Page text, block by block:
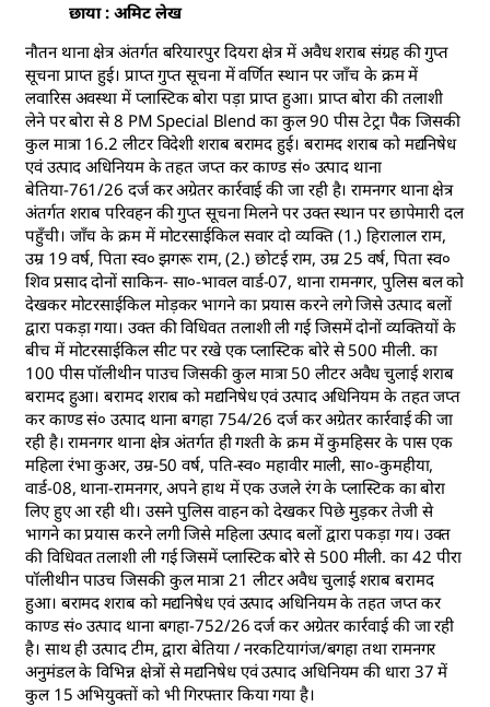
छाया : अमिट लेख
नौतन थाना क्षेत्र अंतर्गत बरियारपुर दियरा क्षेत्र में अवैध शराब संग्रह की गुप्त
सूचना प्राप्त हुई। प्राप्त गुप्त सूचना में वर्णित स्थान पर जाँच के क्रम में
लवारिस अवस्था में प्लास्टिक बोरा पड़ा प्राप्त हुआ। प्राप्त बोरा की तलाशी
लेने पर बोरा से 8 PM Special Blend का कुल 90 पीस टेट्रा पैक जिसकी
कुल मात्रा 16.2 लीटर विदेशी शराब बरामद हुई। बरामद शराब को मद्यनिषेध
एवं उत्पाद अधिनियम के तहत जप्त कर काण्ड सं० उत्पाद थाना
बेतिया-761/26 दर्ज कर अग्रेतर कार्रवाई की जा रही है। रामनगर थाना क्षेत्र
अंतर्गत शराब परिवहन की गुप्त सूचना मिलने पर उक्त स्थान पर छापेमारी दल
पहुँची। जाँच के क्रम में मोटरसाईकिल सवार दो व्यक्ति (1.) हिरालाल राम,
उम्र 19 वर्ष, पिता स्व० झगरू राम, (2.) छोटई राम, उम्र 25 वर्ष, पिता स्व०
शिव प्रसाद दोनों साकिन- सा०-भावल वार्ड-07, थाना रामनगर, पुलिस बल को
देखकर मोटरसाईकिल मोड़कर भागने का प्रयास करने लगे जिसे उत्पाद बलों
द्वारा पकड़ा गया। उक्त की विधिवत तलाशी ली गई जिसमें दोनों व्यक्तियों के
बीच में मोटरसाईकिल सीट पर रखे एक प्लास्टिक बोरे से 500 मीली. का
100 पीस पॉलीथीन पाउच जिसकी कुल मात्रा 50 लीटर अवैध चुलाई शराब
बरामद हुआ। बरामद शराब को मद्यनिषेध एवं उत्पाद अधिनियम के तहत जप्त
कर काण्ड सं० उत्पाद थाना बगहा 754/26 दर्ज कर अग्रेतर कार्रवाई की जा
रही है। रामनगर थाना क्षेत्र अंतर्गत ही गश्ती के क्रम में कुमहिसर के पास एक
महिला रंभा कुअर, उम्र-50 वर्ष, पति-स्व० महावीर माली, सा०-कुमहीया,
वार्ड-08, थाना-रामनगर, अपने हाथ में एक उजले रंग के प्लास्टिक का बोरा
लिए हुए आ रही थी। उसने पुलिस वाहन को देखकर पिछे मुड़कर तेजी से
भागने का प्रयास करने लगी जिसे महिला उत्पाद बलों द्वारा पकड़ा गय। उक्त
की विधिवत तलाशी ली गई जिसमें प्लास्टिक बोरे से 500 मीली. का 42 पीरा
पॉलीथीन पाउच जिसकी कुल मात्रा 21 लीटर अवैध चुलाई शराब बरामद
हुआ। बरामद शराब को मद्यनिषेध एवं उत्पाद अधिनियम के तहत जप्त कर
काण्ड सं० उत्पाद थाना बगहा-752/26 दर्ज कर अग्रेतर कार्रवाई की जा रही
है। साथ ही उत्पाद टीम, द्वारा बेतिया / नरकटियागंज/बगहा तथा रामनगर
अनुमंडल के विभिन्न क्षेत्रों से मद्यनिषेध एवं उत्पाद अधिनियम की धारा 37 में
कुल 15 अभियुक्तों को भी गिरफ्तार किया गया है।